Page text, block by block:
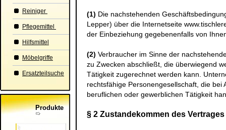
Reiniger
Pflegemittel
Hilfsmittel
Möbelgriffe
Ersatzteilsuche
Produkte
(1) Die nachstehenden
Lepper) über die Internetseite
der Einbeziehung gegebenenfalls von
(2) Verbraucher im Sinne der
zu Zwecken abschließt, die überwiegend
Tätigkeit zugerechnet werden kann.
rechtsfähige Personengesellschaft, die
beruflichen oder gewerblichen Tätigkeit
§ 2 Zustandekommen des Vertrages